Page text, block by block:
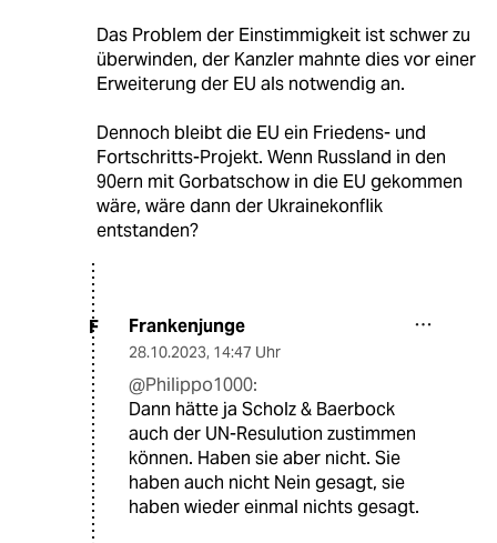
Das Problem der Einstimmigkeit ist schwer zu
überwinden, der Kanzler mahnte dies vor einer
Erweiterung der EU als notwendig an.
Dennoch bleibt die EU ein Friedens- und
Fortschritts-Projekt. Wenn Russland in den
90ern mit Gorbatschow in die EU gekommen
wäre, wäre dann der Ukrainekonflik
entstanden?
F Frankenjunge
28.10.2023, 14:47 Uhr
@Philippo1000:
Dann hätte ja Scholz & Baerbock
auch der UN-Resulution zustimmen
können. Haben sie aber nicht. Sie
haben auch nicht Nein gesagt, sie
haben wieder einmal nichts gesagt.